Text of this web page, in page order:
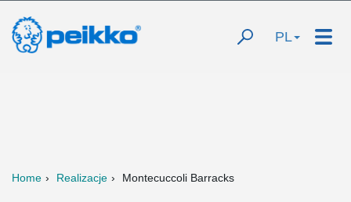
PL
Home Realizacje Montecuccoli Barracks